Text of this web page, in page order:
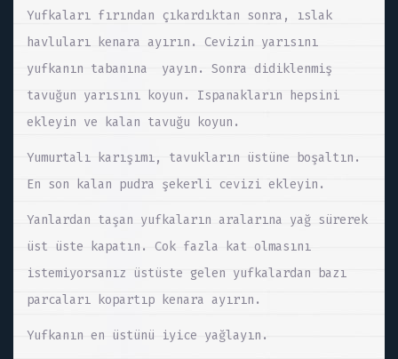
Yufkaları fırından çıkardıktan sonra, ıslak
havluları kenara ayırın. Cevizin yarısını
yufkanın tabanına yayın. Sonra didiklenmiş
tavuğun yarısını koyun. Ispanakların hepsini
ekleyin ve kalan tavuğu koyun.
Yumurtalı karışımı, tavukların üstüne boşaltın.
En son kalan pudra şekerli cevizi ekleyin.
Yanlardan taşan yufkaların aralarına yağ sürerek
üst üste kapatın. Cok fazla kat olmasını
istemiyorsanız üstüste gelen yufkalardan bazı
parcaları kopartıp kenara ayırın.
Yufkanın en üstünü iyice yağlayın.